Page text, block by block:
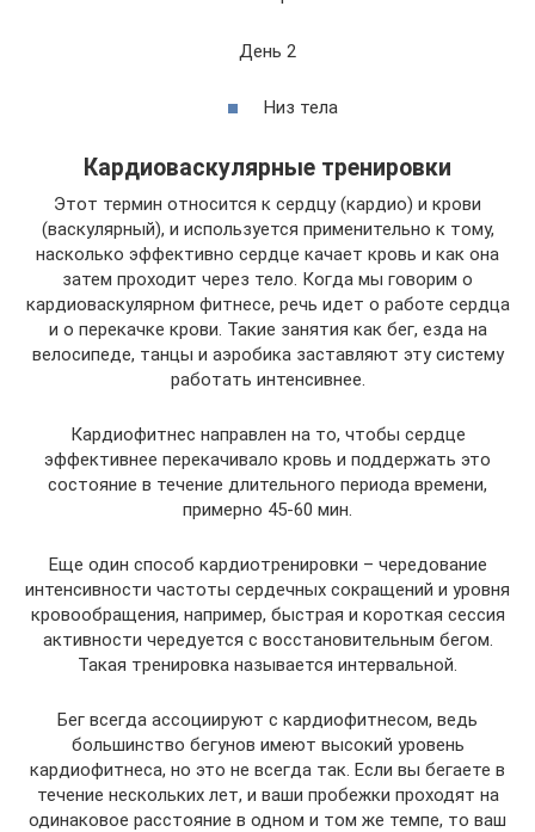
День 2
Низ тела
Кардиоваскулярные тренировки
Этот термин относится к сердцу (кардио) и крови
(васкулярный), и используется применительно к тому,
насколько эффективно сердце качает кровь и как она
затем проходит через тело. Когда мы говорим о
кардиоваскулярном фитнесе, речь идет о работе сердца
и о перекачке крови. Такие занятия как бег, езда на
велосипеде, танцы и аэробика заставляют эту систему
работать интенсивнее.
Кардиофитнес направлен на то, чтобы сердце
эффективнее перекачивало кровь и поддержать это
состояние в течение длительного периода времени,
примерно 45-60 мин.
Еще один способ кардиотренировки – чередование
интенсивности частоты сердечных сокращений и уровня
кровообращения, например, быстрая и короткая сессия
активности чередуется с восстановительным бегом.
Такая тренировка называется интервальной.
Бег всегда ассоциируют с кардиофитнесом, ведь
большинство бегунов имеют высокий уровень
кардиофитнеса, но это не всегда так. Если вы бегаете в
течение нескольких лет, и ваши пробежки проходят на
одинаковое расстояние в одном и том же темпе, то ваш